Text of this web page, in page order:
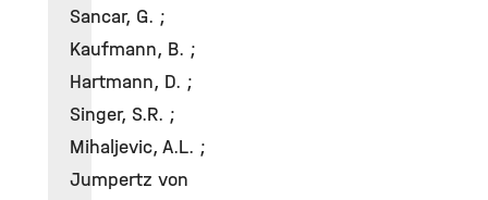
Sancar, G. ;
Kaufmann, B. ;
Hartmann, D. ;
Singer, S.R. ;
Mihaljevic, A.L. ;
Jumpertz von